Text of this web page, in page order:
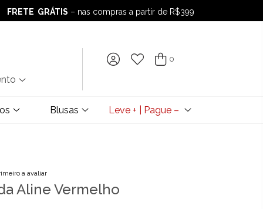
FRETE GRÁTIS – nas compras a partir de R$399
FRETE GRÁTIS– nas compras a partir de R$399
0
Blusas Leve + | Pague –
a avaliar
Aline Vermelho